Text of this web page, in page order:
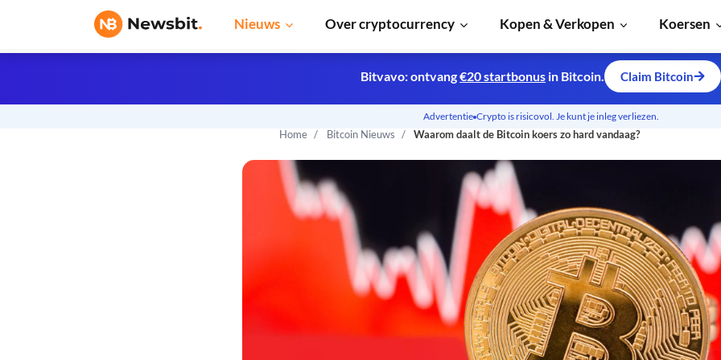
Nieuws Over cryptocurrency Kopen & Verkopen Koersen
Home Bitcoin Nieuws Waarom daalt de Bitcoin koers zo hard vandaag?
Bitvavo: ontvang€20 startbonus in Bitcoin. Claim Bitcoin
Advertentie Crypto is risicovol. Je kunt je inleg verliezen.